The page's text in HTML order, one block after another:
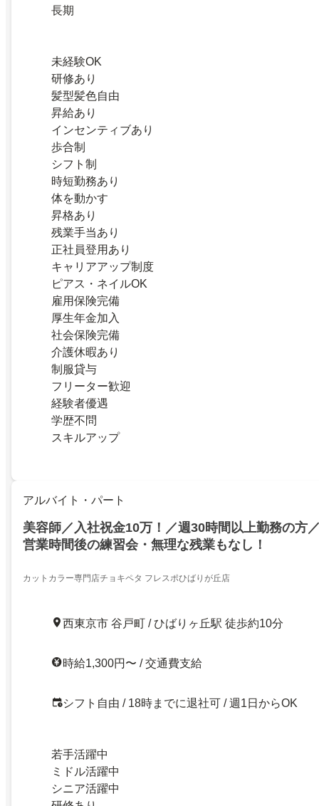
長期
未経験OK
研修あり
髪型髪色自由
昇給あり
インセンティブあり
歩合制
シフト制
時短勤務あり
体を動かす
昇格あり
残業手当あり
正社員登用あり
キャリアアップ制度
ピアス・ネイルOK
雇用保険完備
厚生年金加入
社会保険完備
介護休暇あり
制服貸与
フリーター歓迎
経験者優遇
学歴不問
スキルアップ
アルバイト・パート
美容師／入社祝金10万！／週30時間以上勤務の方
営業時間後の練習会・無理な残業もなし！
カットカラー専門店チョキペタ フレスポひばりが丘店
西東京市 谷戸町 / ひばりヶ丘駅 徒歩約10分
時給1,300円〜 / 交通費支給
シフト自由 / 18時までに退社可 / 週1日からOK
若手活躍中
ミドル活躍中
シニア活躍中